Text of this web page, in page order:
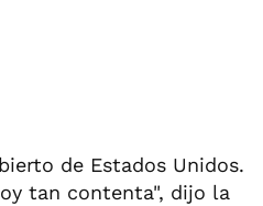
de Estados Unidos.
tan contenta", dijo la